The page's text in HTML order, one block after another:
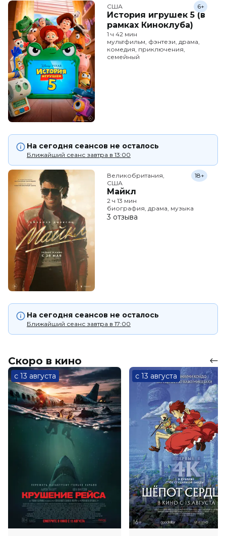
США
История игрушек 5 (в
рамках Киноклуба)
6+
1 ч 42 мин
мультфильм, фэнтези, драма,
комедия, приключения,
семейный
На сегодня сеансов не осталось
Ближайший сеанс завтра в 13:00
Великобритания,
США
Майкл
18+
2 ч 13 мин
биография, драма, музыка
3 отзыва
На сегодня сеансов не осталось
Ближайший сеанс завтра в 17:00
Скоро в кино
с 13 августа с 13 августа